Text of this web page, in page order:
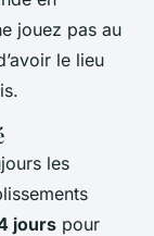
jouez pas au
le lieu
les
jours pour